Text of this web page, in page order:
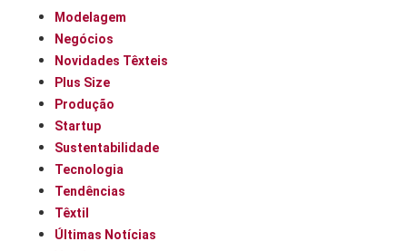
Modelagem
Negócios
Novidades Têxteis
Plus Size
Produção
Startup
Sustentabilidade
Tecnologia
Tendências
Têxtil
Últimas Notícias